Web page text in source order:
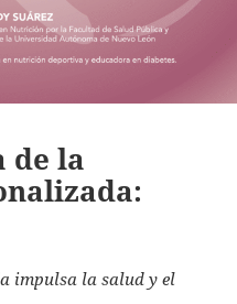
de la
impulsa la salud y el